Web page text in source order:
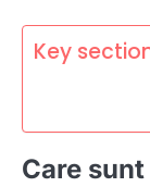
Key
Care